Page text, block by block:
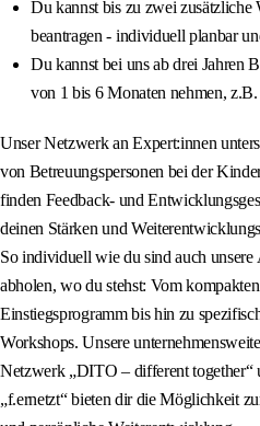
Du kannst bis zu zwei zusätzliche
beantragen - individuell planbar
Du kannst bei uns ab drei Jahren
von 1 bis 6 Monaten nehmen,
Unser Netzwerk an Expert:innen
von Betreuungspersonen bei der
finden Feedback- und
deinen Stärken und
So individuell wie du sind auch unsere
abholen, wo du stehst: Vom
Einstiegsprogramm bis hin zu
Workshops. Unsere
Netzwerk „DITO – different together“
„f.ernetzt“ bieten dir die Möglichkeit